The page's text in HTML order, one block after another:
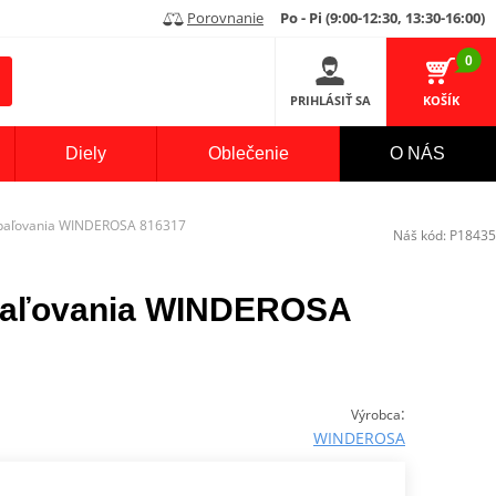
Porovnanie Po - Pi (9:00-12:30, 13:30-16:00)
PRIHLÁSIŤ SA
0
KOŠÍK
Diely Oblečenie O NÁS
WINDEROSA 816317
WINDEROSA
Výrobca:
WINDEROSA
Náš kód: P18435